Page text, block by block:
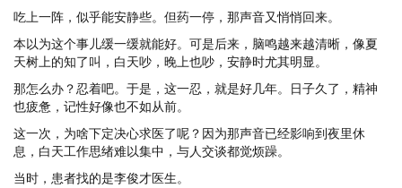
吃上一阵，似乎能安静些。但药一停，那声音又悄悄回来。
本以为这个事儿缓一缓就能好。可是后来，脑鸣越来越清晰，像夏
天树上的知了叫，白天吵，晚上也吵，安静时尤其明显。
那怎么办？忍着吧。于是，这一忍，就是好几年。日子久了，精神
也疲惫，记性好像也不如从前。
这一次，为啥下定决心求医了呢？因为那声音已经影响到夜里休
息，白天工作思绪难以集中，与人交谈都觉烦躁。
当时，患者找的是李俊才医生。